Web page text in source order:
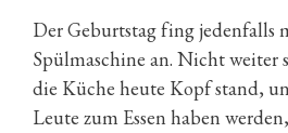
Der Geburtstag fing jedenfalls
Spülmaschine an. Nicht weiter
die Küche heute Kopf stand,
Leute zum Essen haben